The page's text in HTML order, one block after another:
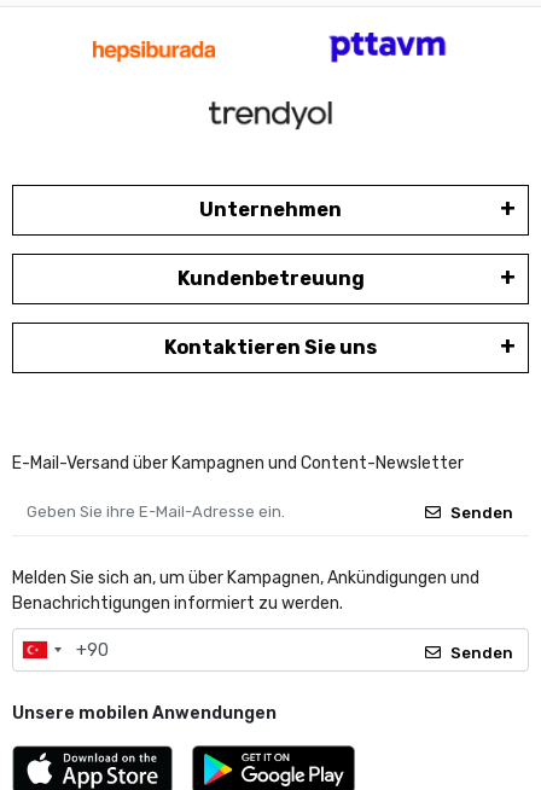
Unternehmen
Kundenbetreuung
Kontaktieren Sie uns
E-Mail-Versand über Kampagnen und Content-Newsletter
Senden
Melden Sie sich an, um über Kampagnen, Ankündigungen und
Benachrichtigungen informiert zu werden.
Senden
Unsere mobilen Anwendungen